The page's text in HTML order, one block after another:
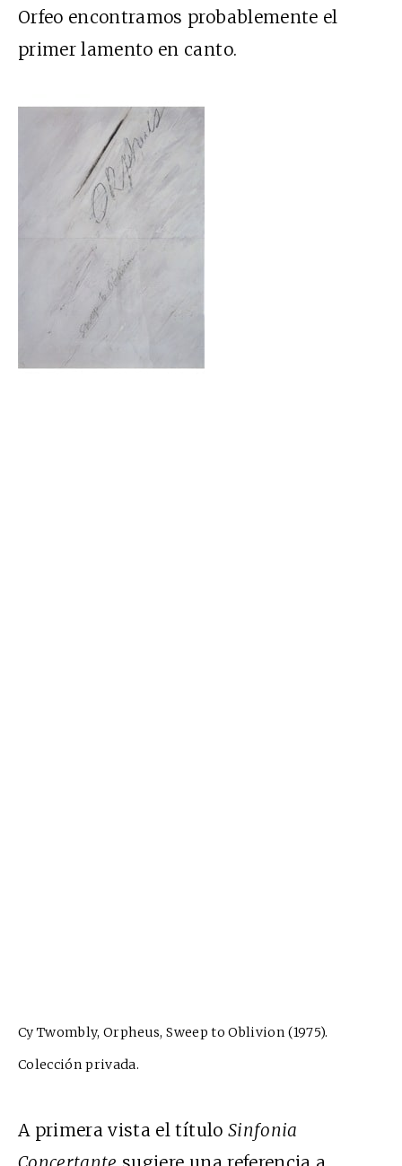
Orfeo encontramos probablemente el
primer lamento en canto.
Cy Twombly, Orpheus, Sweep to Oblivion (1975).
Colección privada.
A primera vista el título Sinfonia